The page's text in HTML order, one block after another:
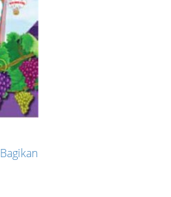
Bagikan